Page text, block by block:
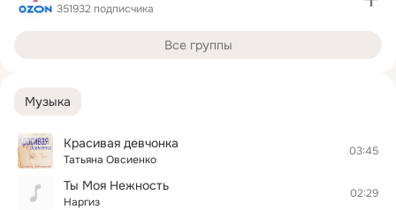
Музыка
Красивая девчонка
Татьяна Овсиенко
03:45
Ты Моя Нежность
Наргиз
02:29
351932 подписчика
Все группы